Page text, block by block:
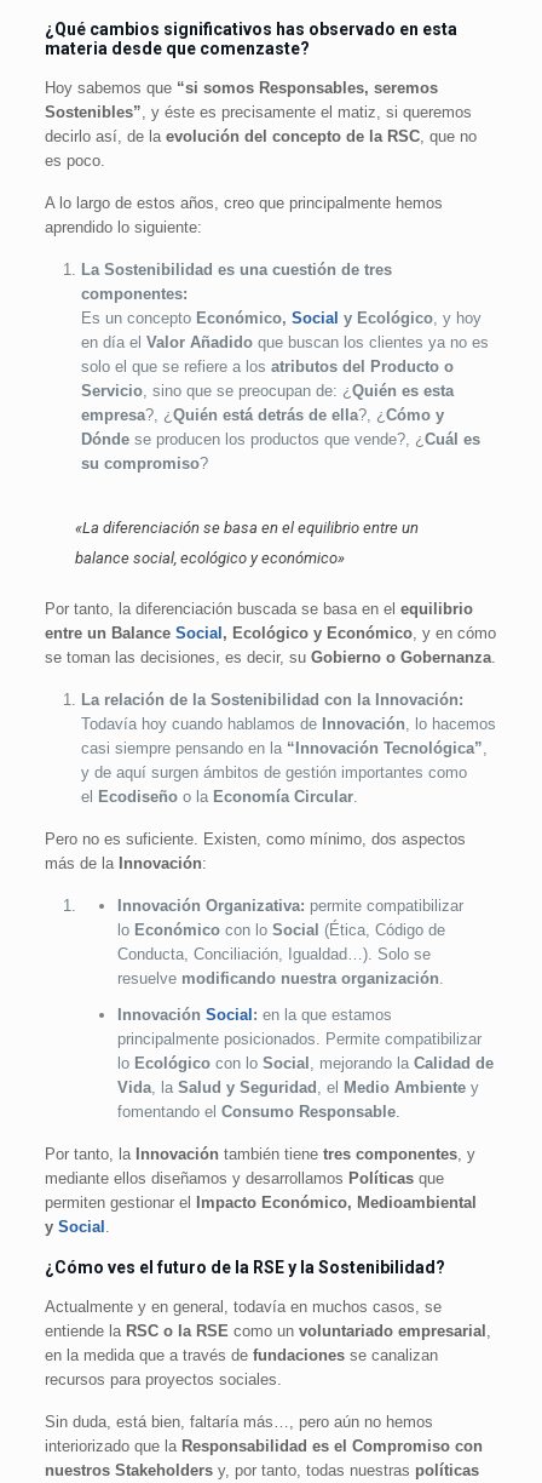
¿Qué cambios significativos has observado en esta
materia desde que comenzaste?
Hoy sabemos que “si somos Responsables, seremos
Sostenibles” , y éste es precisamente el matiz, si queremos
decirlo así, de laevolución del concepto de la RSC , que no
es poco.
A lo largo de estos años, creo que principalmente hemos
aprendido lo siguiente:
La Sostenibilidad es una cuestión de tres
componentes:
Es un concepto Económico,Social y Ecológico , y hoy
en día elValor Añadido que buscan los clientes ya no es
solo el que se refiere a losatributos del Producto o
Servicio , sino que se preocupan de: ¿Quién es esta
empresa?, ¿Quién está detrás de ella?, ¿Cómo y
Dónde se producen los productos que vende?, ¿Cuál es
su compromiso?
«La diferenciación se basa en el equilibrio entre un
balancesocial , ecológico y económico»
Por tanto, la diferenciación buscada se basa en elequilibrio
entre un BalanceSocial, Ecológico y Económico , y en cómo
se toman las decisiones, es decir, suGobierno o Gobernanza
La relación de la Sostenibilidad con la Innovación:
Todavía hoy cuando hablamos de Innovación , lo hacemos
casi siempre pensando en la “Innovación Tecnológica”
y de aquí surgen ámbitos de gestión importantes como
el Ecodiseño o la Economía Circular
Pero no es suficiente. Existen, como mínimo, dos aspectos
más de la Innovación:
Innovación Organizativa: permite compatibilizar
lo Económico con loSocial (Ética, Código de
Conducta, Conciliación, Igualdad…). Solo se
resuelve modificando nuestra organización
InnovaciónSocial: en la que estamos
principalmente posicionados. Permite compatibilizar
lo Ecológico con loSocial , mejorando laCalidad de
Vida , laSalud y Seguridad , el Medio Ambiente y
fomentando elConsumo Responsable
Por tanto, la Innovación también tienetres componentes , y
mediante ellos diseñamos y desarrollamos Políticas que
permiten gestionar el Impacto Económico, Medioambiental
ySocial
¿Cómo ves el futuro de la RSE y la Sostenibilidad?
Actualmente y en general, todavía en muchos casos, se
entiende la RSC o la RSE como unvoluntariado empresarial
en la medida que a través defundaciones se canalizan
recursos para proyectos sociales.
Sin duda, está bien, faltaría más…, pero aún no hemos
interiorizado que la Responsabilidad es el Compromiso con
nuestros Stakeholders y, por tanto, todas nuestras políticas